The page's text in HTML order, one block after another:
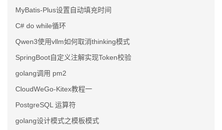
MyBatis-Plus设置自动填充时间
C# do while循环
Qwen3使用vllm如何取消thinking模式
SpringBoot自定义注解实现Token校验
golang调用 pm2
CloudWeGo-Kitex教程一
PostgreSQL 运算符
golang设计模式之模板模式